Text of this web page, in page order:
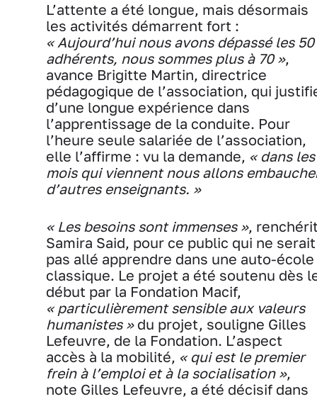
L’attente a été longue, mais désormais
les activités démarrent fort :
« Aujourd’hui nous avons dépassé les 50
adhérents, nous sommes plus à 70 »,
avance Brigitte Martin, directrice
pédagogique de l’association, qui
d’une longue expérience dans
l’apprentissage de la conduite. Pour
l’heure seule salariée de l’association,
elle l’affirme : vu la demande, « dans les
mois qui viennent nous allons
d’autres enseignants. »
« Les besoins sont immenses »,
Samira Said, pour ce public qui ne serait
pas allé apprendre dans une auto-école
classique. Le projet a été soutenu dès
début par la Fondation Macif,
« particulièrement sensible aux valeurs
humanistes »du projet, souligne Gilles
Lefeuvre, de la Fondation. L’aspect
accès à la mobilité, « qui est le premier
frein à l’emploi et à la socialisation »,
note Gilles Lefeuvre, a été décisif dans